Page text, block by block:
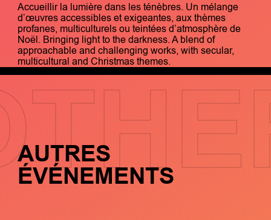
Accueillir la lumière dans les ténèbres. Un mélange
d’œuvres accessibles et exigeantes, aux thèmes
profanes, multiculturels ou teintées d’atmosphère de
Noël. Bringing light to the darkness. A blend of
approachable and challenging works, with secular,
multicultural and Christmas themes.
AUTRES
ÉVÉNEMENTS